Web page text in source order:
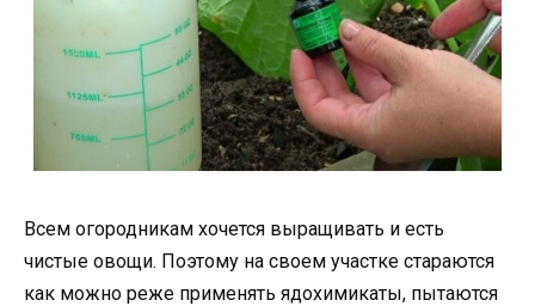
Всем огородникам хочется выращивать и есть
чистые овощи. Поэтому на своем участке стараются
как можно реже применять ядохимикаты, пытаются